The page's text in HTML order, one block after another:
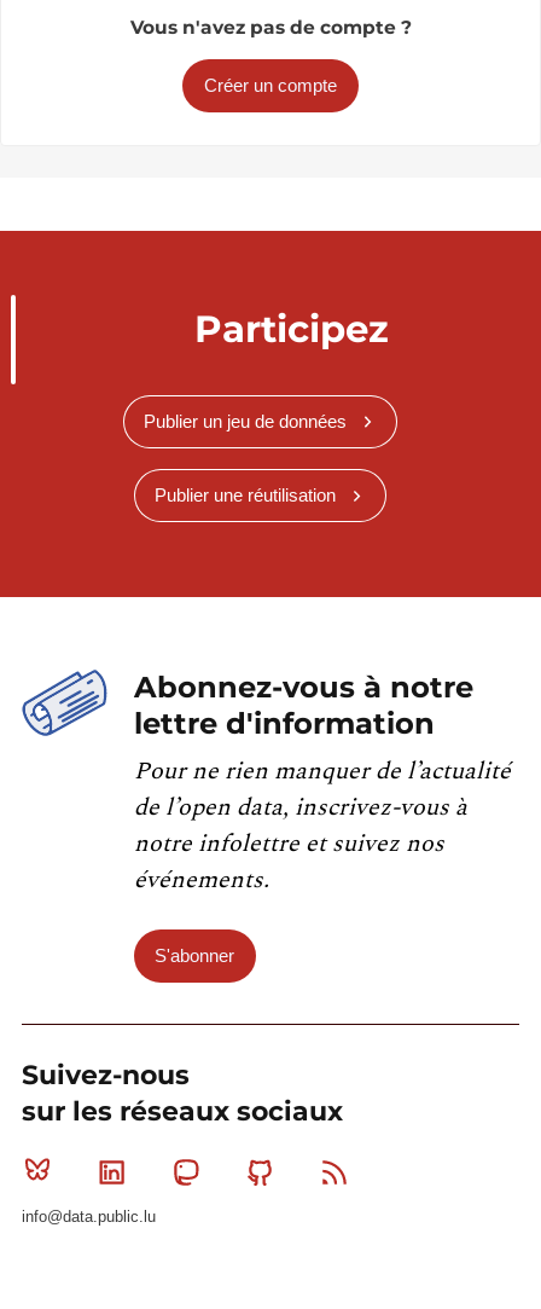
Vous n'avez pas de compte ?
Créer un compte
Participez
Publier un jeu de données
Publier une réutilisation
Abonnez-vous à notre
lettre d'information
Pour ne rien manquer de l’actualité
de l’open data, inscrivez-vous à
notre infolettre et suivez nos
événements.
S'abonner
Suivez-nous
sur les réseaux sociaux
Bluesky Linkedin MastodonGithub
info@data.public.lu